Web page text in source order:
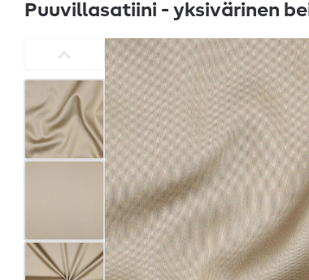
Puuvillasatiini - yksivärinen